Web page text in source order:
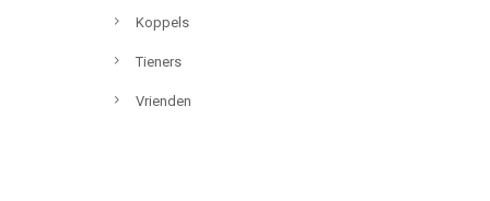
Koppels
Tieners
Vrienden